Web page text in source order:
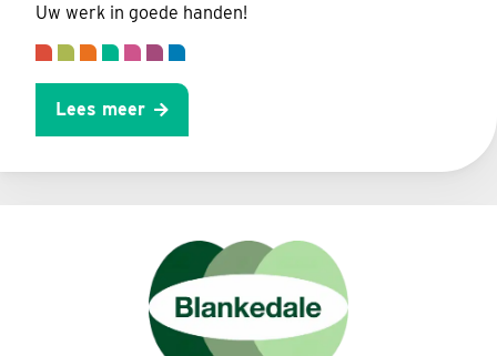
Uw werk in goede handen!
Lees meer